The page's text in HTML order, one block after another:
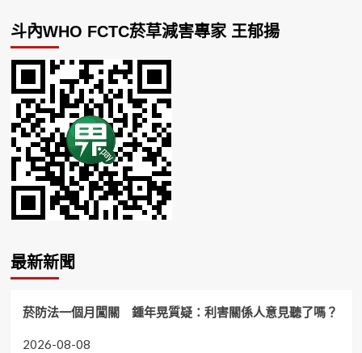
斗內WHO FCTC菸草減害專家 王郁揚
最新新聞
菸防法一個月闖關 鍾年晃質疑：利害關係人意見聽了嗎？
2026-08-08